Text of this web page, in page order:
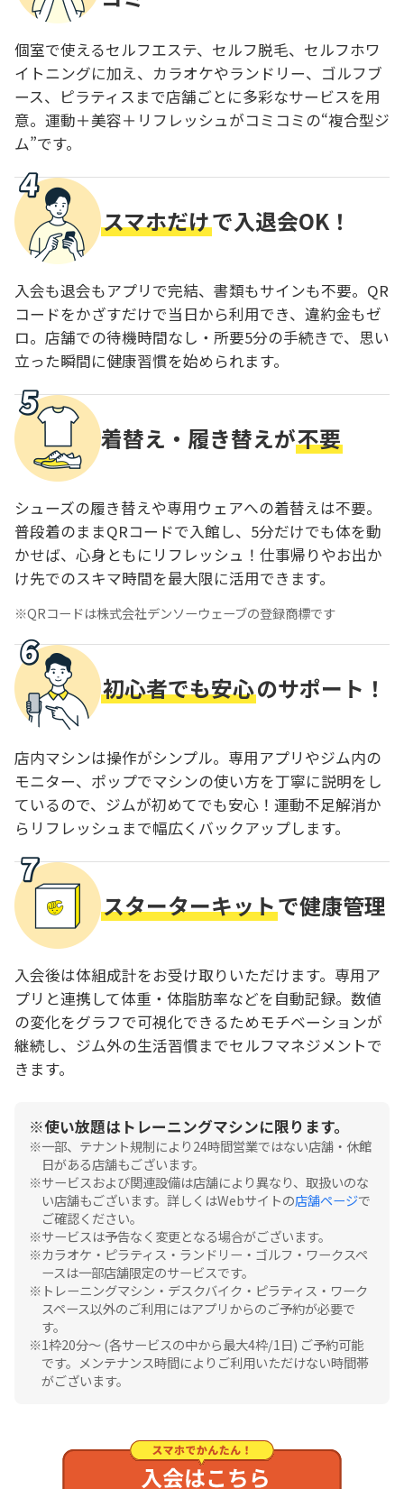
個室で使えるセルフエステ、セルフ脱毛、セルフホワ
イトニングに加え、カラオケやランドリー、ゴルフブ
ース、ピラティスまで店舗ごとに多彩なサービスを用
意。運動＋美容＋リフレッシュがコミコミの“複合型ジ
ム”です。
スマホだけで入退会OK！
入会も退会もアプリで完結、書類もサインも不要。QR
コードをかざすだけで当日から利用でき、違約金もゼ
ロ。店舗での待機時間なし・所要5分の手続きで、思い
立った瞬間に健康習慣を始められます。
着替え・履き替えが不要
シューズの履き替えや専用ウェアへの着替えは不要。
普段着のままQRコードで入館し、5分だけでも体を動
かせば、心身ともにリフレッシュ！仕事帰りやお出か
け先でのスキマ時間を最大限に活用できます。
QRコードは株式会社デンソーウェーブの登録商標です
初心者でも安心のサポート！
店内マシンは操作がシンプル。専用アプリやジム内の
モニター、ポップでマシンの使い方を丁寧に説明をし
ているので、ジムが初めてでも安心！運動不足解消か
らリフレッシュまで幅広くバックアップします。
スターターキットで健康管理
入会後は体組成計をお受け取りいただけます。専用ア
プリと連携して体重・体脂肪率などを自動記録。数値
の変化をグラフで可視化できるためモチベーションが
継続し、ジム外の生活習慣までセルフマネジメントで
きます。
使い放題はトレーニングマシンに限ります。
一部、テナント規制により24時間営業ではない店舗・休館
日がある店舗もございます。
サービスおよび関連設備は店舗により異なり、取扱いのな
い店舗もございます。詳しくはWebサイトの店舗ページで
ご確認ください。
サービスは予告なく変更となる場合がございます。
カラオケ・ピラティス・ランドリー・ゴルフ・ワークスペ
ースは一部店舗限定のサービスです。
トレーニングマシン・デスクバイク・ピラティス・ワーク
スペース以外のご利用にはアプリからのご予約が必要で
す。
1枠20分〜 (各サービスの中から最大4枠/1日) ご予約可能
です。メンテナンス時間によりご利用いただけない時間帯
がございます。